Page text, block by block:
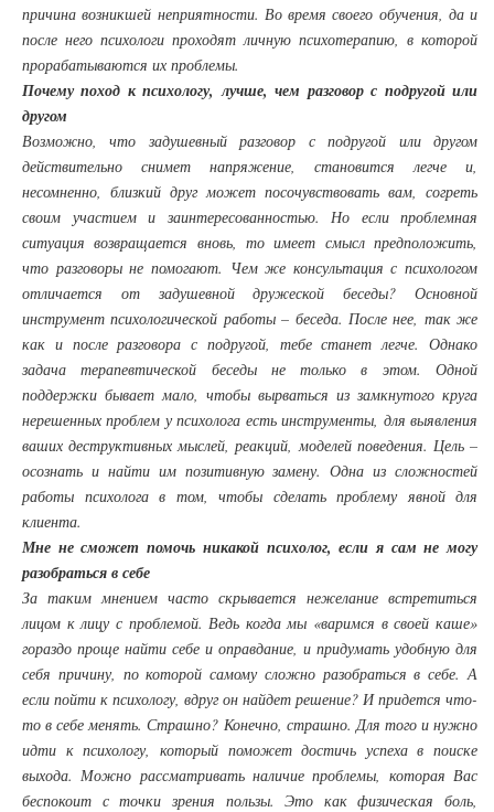
причина возникшей неприятности. Во время своего обучения, да и
после него психологи проходят личную психотерапию, в которой
прорабатываются их проблемы.
Почему поход к психологу, лучше, чем разговор с подругой или
другом
Возможно, что задушевный разговор с подругой или другом
действительно снимет напряжение, становится легче и,
несомненно, близкий друг может посочувствовать вам, согреть
своим участием и заинтересованностью. Но если проблемная
ситуация возвращается вновь, то имеет смысл предположить,
что разговоры не помогают. Чем же консультация с психологом
отличается от задушевной дружеской беседы? Основной
инструмент психологической работы – беседа. После нее, так же
как и после разговора с подругой, тебе станет легче. Однако
задача терапевтической беседы не только в этом. Одной
поддержки бывает мало, чтобы вырваться из замкнутого круга
нерешенных проблем у психолога есть инструменты, для выявления
ваших деструктивных мыслей, реакций, моделей поведения. Цель –
осознать и найти им позитивную замену. Одна из сложностей
работы психолога в том, чтобы сделать проблему явной для
клиента.
Мне не сможет помочь никакой психолог, если я сам не могу
разобраться в себе
За таким мнением часто скрывается нежелание встретиться
лицом к лицу с проблемой. Ведь когда мы «варимся в своей каше»
гораздо проще найти себе и оправдание, и придумать удобную для
себя причину, по которой самому сложно разобраться в себе. А
если пойти к психологу, вдруг он найдет решение? И придется что-
то в себе менять. Страшно? Конечно, страшно. Для того и нужно
идти к психологу, который поможет достичь успеха в поиске
выхода. Можно рассматривать наличие проблемы, которая Вас
беспокоит с точки зрения пользы. Это как физическая боль,